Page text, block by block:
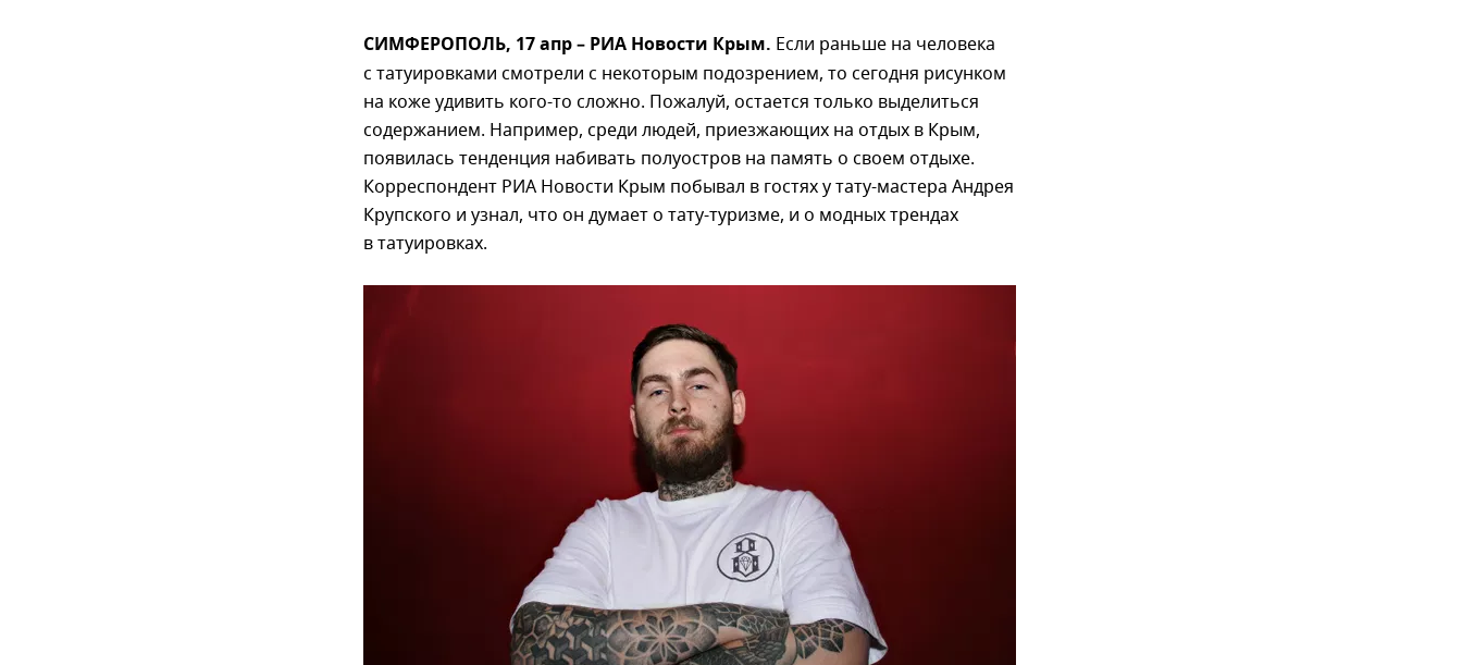
СИМФЕРОПОЛЬ, 17 апр – РИА Новости Крым. Если раньше на человека
с татуировками смотрели с некоторым подозрением, то сегодня рисунком
на коже удивить кого-то сложно. Пожалуй, остается только выделиться
содержанием. Например, среди людей, приезжающих на отдых в Крым,
появилась тенденция набивать полуостров на память о своем отдыхе.
Корреспондент РИА Новости Крым побывал в гостях у тату-мастера Андрея
Крупского и узнал, что он думает о тату-туризме, и о модных трендах
в татуировках.